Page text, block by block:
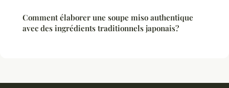
Comment élaborer une soupe miso authentique
avec des ingrédients traditionnels japonais?